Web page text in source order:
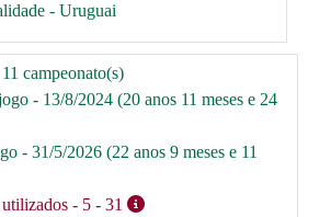
- Uruguai
campeonato(s)
- 13/8/2024 (20 anos 11 meses e 24
- 31/5/2026 (22 anos 9 meses e 11
- 5 - 31